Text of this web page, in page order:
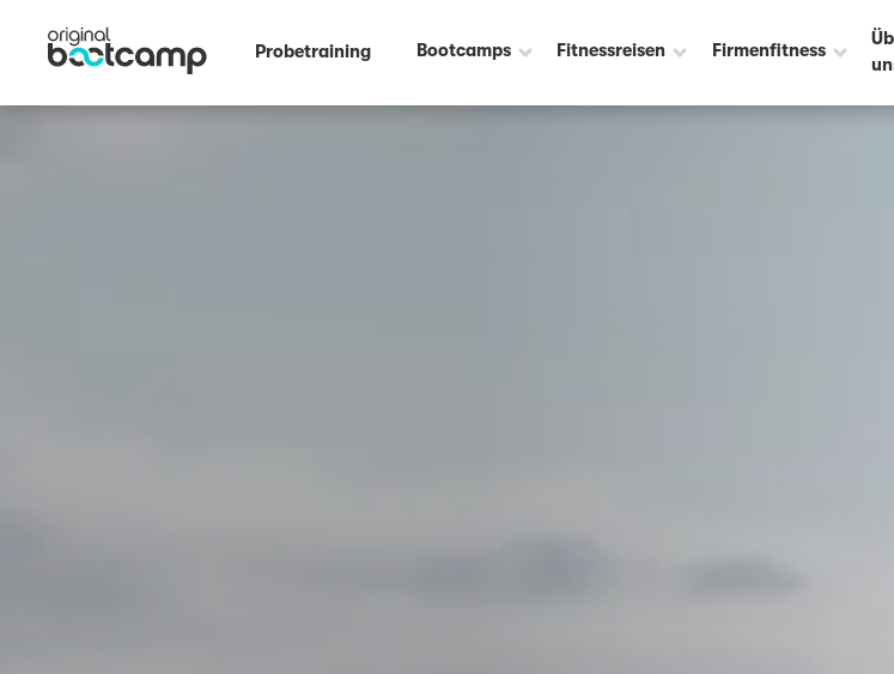
Probetraining Bootcamps Fitnessreisen Firmenfitness